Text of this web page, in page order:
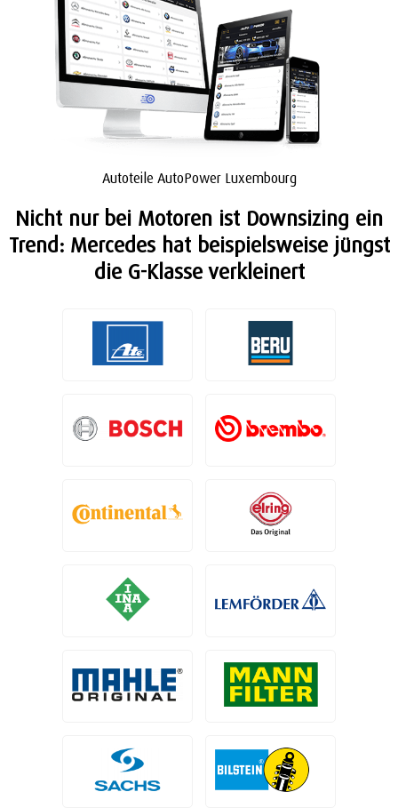
Autoteile AutoPower Luxembourg
Nicht nur bei Motoren ist Downsizing ein
Trend: Mercedes hat beispielsweise jüngst
die G-Klasse verkleinert